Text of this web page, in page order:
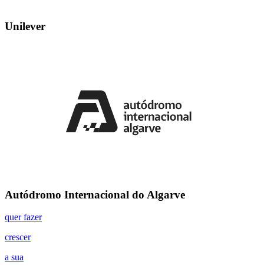
Unilever
Autódromo Internacional do Algarve
quer fazer
crescer
a sua